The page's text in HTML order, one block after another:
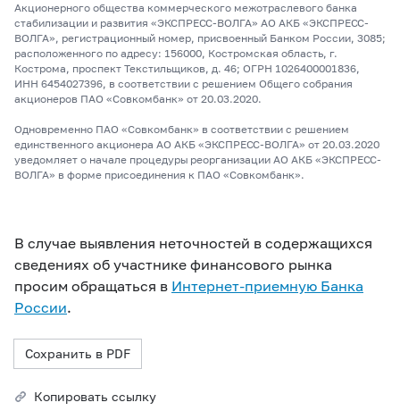
Акционерного общества коммерческого межотраслевого банка
стабилизации и развития «ЭКСПРЕСС-ВОЛГА» АО АКБ «ЭКСПРЕСС-
ВОЛГА», регистрационный номер, присвоенный Банком России, 3085;
расположенного по адресу: 156000, Костромская область, г.
Кострома, проспект Текстильщиков, д. 46; ОГРН 1026400001836,
ИНН 6454027396, в соответствии с решением Общего собрания
акционеров ПАО «Совкомбанк» от 20.03.2020.
Одновременно ПАО «Совкомбанк» в соответствии с решением
единственного акционера АО АКБ «ЭКСПРЕСС-ВОЛГА» от 20.03.2020
уведомляет о начале процедуры реорганизации АО АКБ «ЭКСПРЕСС-
ВОЛГА» в форме присоединения к ПАО «Совкомбанк».
В случае выявления неточностей в содержащихся
сведениях об участнике финансового рынка
просим обращаться в Интернет-приемную Банка
России.
Сохранить в PDF
Копировать ссылку